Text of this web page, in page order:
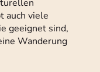
auch viele
geeignet sind,
Wanderung